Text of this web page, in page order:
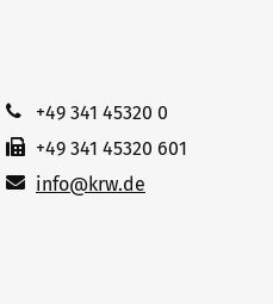
+49 341 45320 0
+49 341 45320 601
info@krw.de